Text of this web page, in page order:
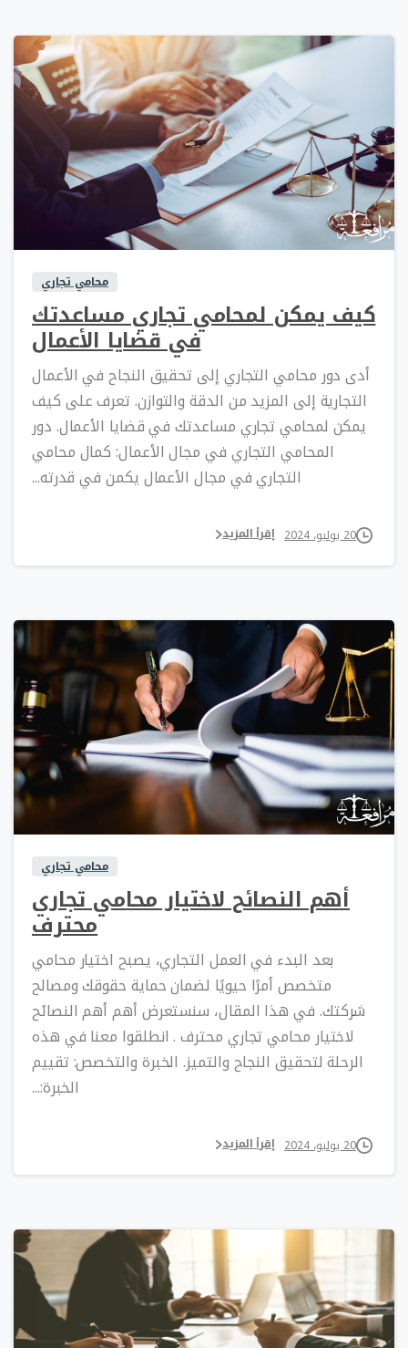
محامي تجاري
كيف يمكن لمحامي تجاري مساعدتك
في قضايا الأعمال
أدى دور محامي التجاري إلى تحقيق النجاح في الأعمال
التجارية إلى المزيد من الدقة والتوازن. تعرف على كيف
يمكن لمحامي تجاري مساعدتك في قضايا الأعمال. دور
المحامي التجاري في مجال الأعمال: كمال محامي
التجاري في مجال الأعمال يكمن في قدرته...
20 يوليو، 2024 إقرأ المزيد
0
محامي تجاري
أهم النصائح لاختيار محامي تجاري
محترف
بعد البدء في العمل التجاري، يصبح اختيار محامي
متخصص أمرًا حيويًا لضمان حماية حقوقك ومصالح
شركتك. في هذا المقال، سنستعرض أهم أهم النصائح
لاختيار محامي تجاري محترف . انطلقوا معنا في هذه
الرحلة لتحقيق النجاح والتميز. الخبرة والتخصص: تقييم
الخبرة:...
20 يوليو، 2024 إقرأ المزيد